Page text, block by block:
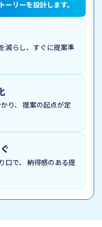
リーを設計します。
減らし、すぐに提案準
り、 提案の起点が定
で、 納得感のある提